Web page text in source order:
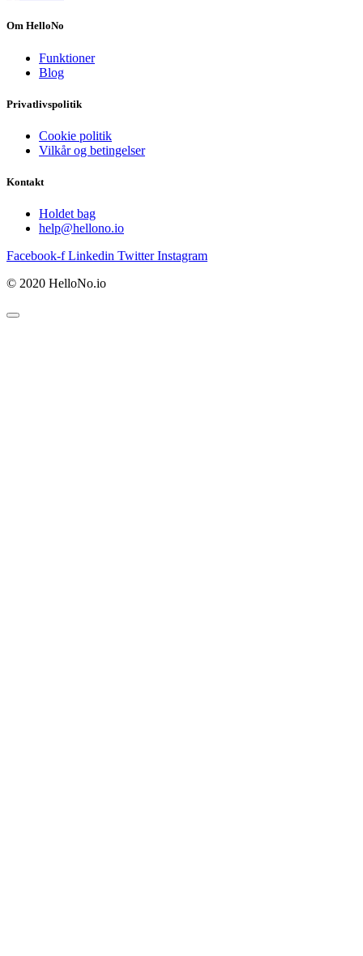
Om HelloNo
Funktioner
Blog
Privatlivspolitik
Cookie politik
Vilkår og betingelser
Kontakt
Holdet bag
help@hellono.io
Facebook-f Linkedin Twitter Instagram
© 2020 HelloNo.io